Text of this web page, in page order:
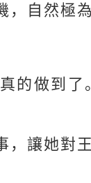
自然極為
的做到
讓她對